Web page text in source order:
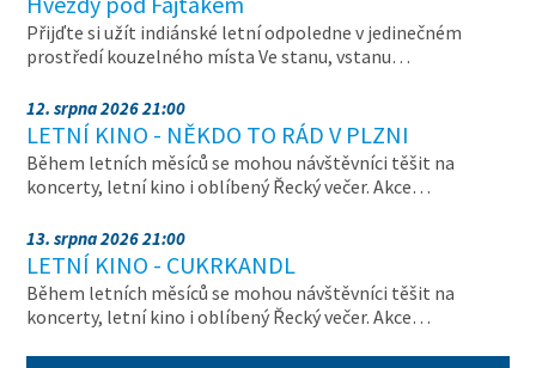
Přijďte si užít indiánské letní odpoledne v jedinečném
prostředí kouzelného místa Ve stanu, vstanu…
12. srpna 2026 21:00
LETNÍ KINO - NĚKDO TO RÁD V PLZNI
Během letních měsíců se mohou návštěvníci těšit na
koncerty, letní kino i oblíbený Řecký večer. Akce…
13. srpna 2026 21:00
LETNÍ KINO - CUKRKANDL
Během letních měsíců se mohou návštěvníci těšit na
koncerty, letní kino i oblíbený Řecký večer. Akce…